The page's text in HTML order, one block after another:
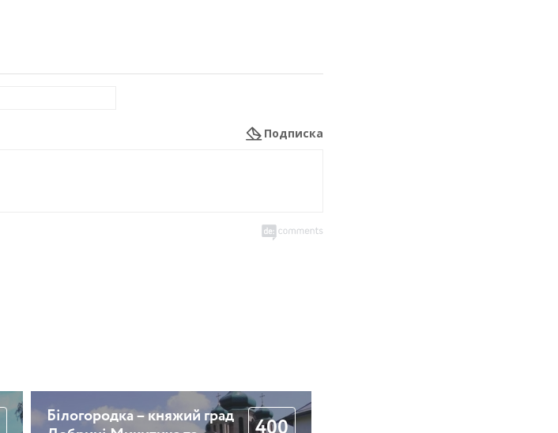
Подписка
Білогородка – княжий град
400